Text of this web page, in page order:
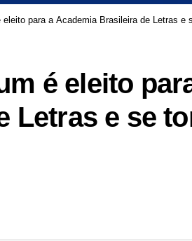
eleito para a Academia Brasileira de Letras e
é eleito
Letras e se